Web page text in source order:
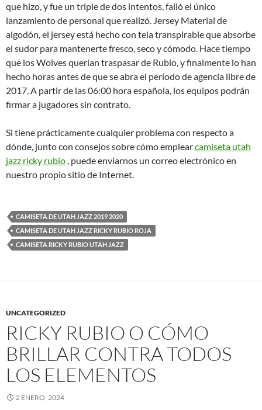
que hizo, y fue un triple de dos intentos, falló el único
lanzamiento de personal que realizó. Jersey Material de
algodón, el jersey está hecho con tela transpirable que absorbe
el sudor para mantenerte fresco, seco y cómodo. Hace tiempo
que los Wolves querían traspasar de Rubio, y finalmente lo han
hecho horas antes de que se abra el período de agencia libre de
2017. A partir de las 06:00 hora española, los equipos podrán
firmar a jugadores sin contrato.
Si tiene prácticamente cualquier problema con respecto a
dónde, junto con consejos sobre cómo emplearcamiseta utah
jazz ricky rubio , puede enviarnos un correo electrónico en
nuestro propio sitio de Internet.
CAMISETA DE UTAH JAZZ 2019 2020
CAMISETA DE UTAH JAZZ RICKY RUBIO ROJA
CAMISETA RICKY RUBIO UTAH JAZZ
UNCATEGORIZED
RICKY RUBIO O CÓMO
BRILLAR CONTRA TODOS
LOS ELEMENTOS
2 ENERO, 2024